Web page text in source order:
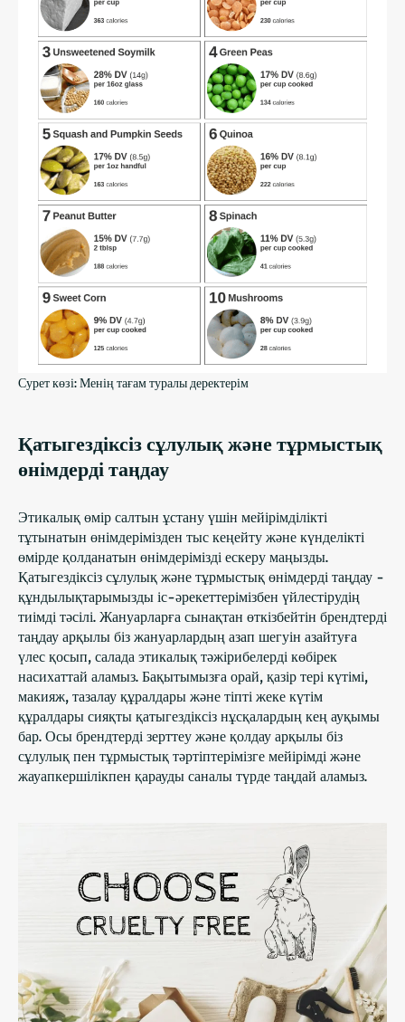
Сурет көзі: Менің тағам туралы деректерім
Қатыгездіксіз сұлулық және тұрмыстық
өнімдерді таңдау
Этикалық өмір салтын ұстану үшін мейірімділікті
тұтынатын өнімдерімізден тыс кеңейту және күнделікті
өмірде қолданатын өнімдерімізді ескеру маңызды.
Қатыгездіксіз сұлулық және тұрмыстық өнімдерді таңдау -
құндылықтарымызды іс-әрекеттерімізбен үйлестірудің
тиімді тәсілі. Жануарларға сынақтан өткізбейтін брендтерді
таңдау арқылы біз жануарлардың азап шегуін азайтуға
үлес қосып, салада этикалық тәжірибелерді көбірек
насихаттай аламыз. Бақытымызға орай, қазір тері күтімі,
макияж, тазалау құралдары және тіпті жеке күтім
құралдары сияқты қатыгездіксіз нұсқалардың кең ауқымы
бар. Осы брендтерді зерттеу және қолдау арқылы біз
сұлулық пен тұрмыстық тәртіптерімізге мейірімді және
жауапкершілікпен қарауды саналы түрде таңдай аламыз.